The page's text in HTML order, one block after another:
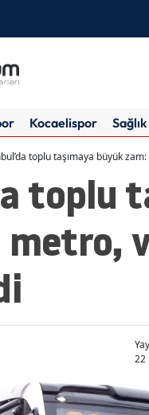
Kocaelispor Sağlık
toplu taşımaya büyük
toplu
22